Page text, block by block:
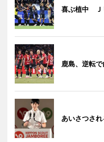
喜ぶ植中 Ｊ
鹿島、逆転
あいさつされ